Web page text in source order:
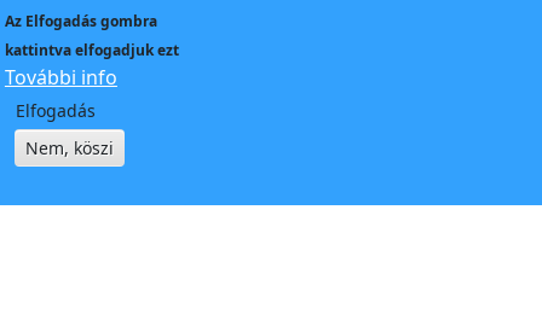
Az Elfogadásgombra
kattintva elfogadjuk ezt
További info
Elfogadás
Nem, köszi